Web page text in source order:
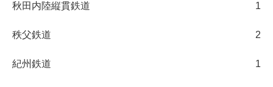
秋田内陸縦貫鉄道 1
秩父鉄道 2
紀州鉄道 1